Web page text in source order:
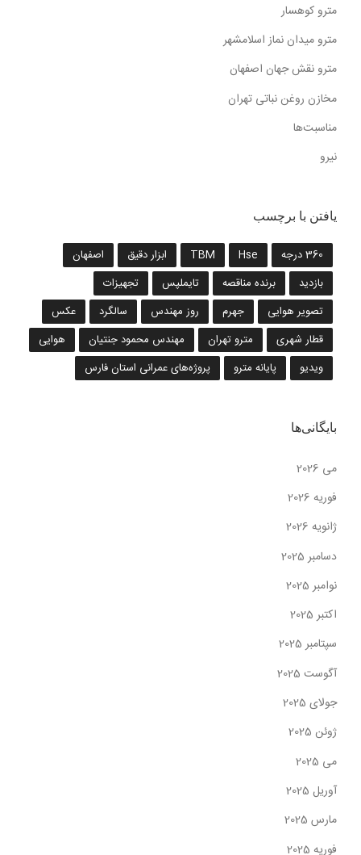
مترو کوهسار
مترو میدان نماز اسلامشهر
مترو نقش جهان اصفهان
مخازن روغن نباتی تهران
مناسبت‌ها
نیرو
یافتن با برچسب
360 درجه Hse
TBM ابزار دقیق
اصفهان
بازدید
برنده مناقصه تایملپس
تجهیزات
تصویر هوایی
جهرم روز مهندس سالگرد
عکس
قطار شهری
مترو تهران مهندس محمود جنتیان
هوایی
ویدیو
پایانه مترو پروژه‌های عمرانی استان فارس
بایگانی‌ها
می 2026
فوریه 2026
ژانویه 2026
دسامبر 2025
نوامبر 2025
اکتبر 2025
سپتامبر 2025
آگوست 2025
جولای 2025
ژوئن 2025
می 2025
آوریل 2025
مارس 2025
فوریه 2025